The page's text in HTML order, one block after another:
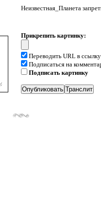
Неизвестная_Планета
Прикрепить картинку:
Переводить URL в ссылку
Подписаться на
Подписать картинку